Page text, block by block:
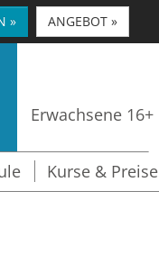
» ANGEBOT »
Erwachsene 16+
Kurse & Preise